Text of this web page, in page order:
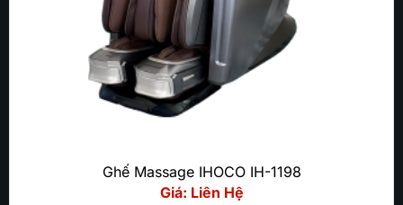
Ghế Massage IHOCO IH-1198
Giá: Liên Hệ